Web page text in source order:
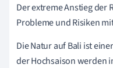
Der extreme Anstieg der
Probleme und Risiken
Die Natur auf Bali ist
der Hochsaison werden